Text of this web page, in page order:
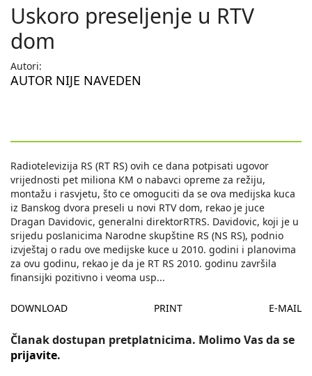
Uskoro preseljenje u RTV
dom
Autori:
AUTOR NIJE NAVEDEN
Radiotelevizija RS (RT RS) ovih ce dana potpisati ugovor
vrijednosti pet miliona KM o nabavci opreme za režiju,
montažu i rasvjetu, što ce omoguciti da se ova medijska kuca
iz Banskog dvora preseli u novi RTV dom, rekao je juce
Dragan Davidovic, generalni direktorRTRS. Davidovic, koji je u
srijedu poslanicima Narodne skupštine RS (NS RS), podnio
izvještaj o radu ove medijske kuce u 2010. godini i planovima
za ovu godinu, rekao je da je RT RS 2010. godinu završila
finansijki pozitivno i veoma usp...
DOWNLOAD PRINT E-MAIL
Članak dostupan pretplatnicima. Molimo Vas da se
prijavite.